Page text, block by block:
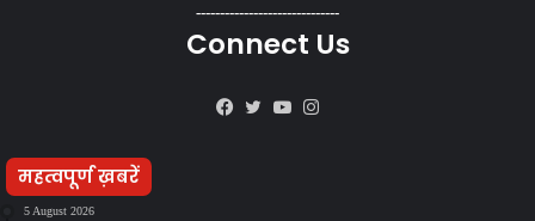
------------------------------
Connect Us
Facebook
TwitterYouTube
महत्वपूर्ण ख़बरें
5 August 2026